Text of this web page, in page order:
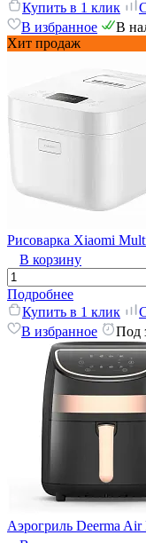
Купить в 1 клик
В избранное
В
Хит продаж
Рисоварка Xiaomi
В корзину
Подробнее
Купить в 1 клик
В избранное
Под
Аэрогриль Deerma